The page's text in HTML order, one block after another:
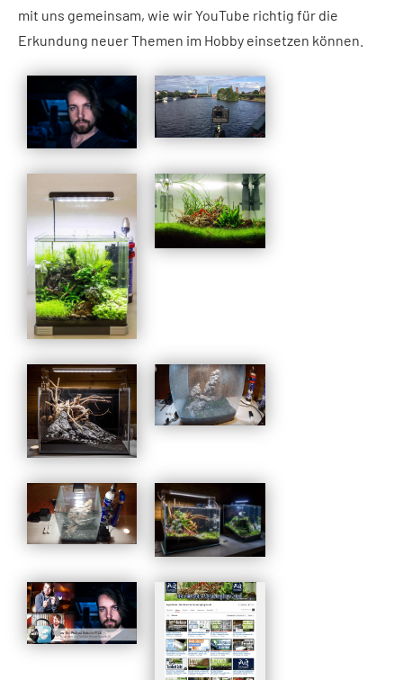
mit uns gemeinsam, wie wir YouTube richtig für die
Erkundung neuer Themen im Hobby einsetzen können.